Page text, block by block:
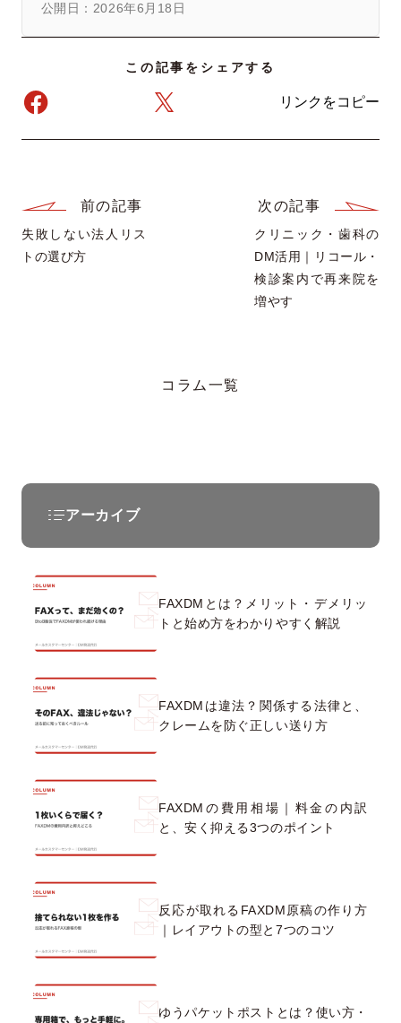
公開日：2026年6月18日
この記事をシェアする
リンクをコピー
前の記事
失敗しない法人リス
トの選び方
次の記事
クリニック・歯科の
DM活用｜リコール・
検診案内で再来院を
増やす
コラム一覧
アーカイブ
FAXDMとは？メリット・デメリッ
トと始め方をわかりやすく解説
FAXDMは違法？関係する法律と、
クレームを防ぐ正しい送り方
FAXDMの費用相場｜料金の内訳
と、安く抑える3つのポイント
反応が取れるFAXDM原稿の作り方
｜レイアウトの型と7つのコツ
ゆうパケットポストとは？使い方・